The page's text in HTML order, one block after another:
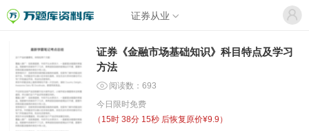
证券从业
证券《金融市场基础知识》科目特点及学习
方法
阅读数：693
今日限时免费
（ 15时 38分 15秒 后恢复原价¥9.9）